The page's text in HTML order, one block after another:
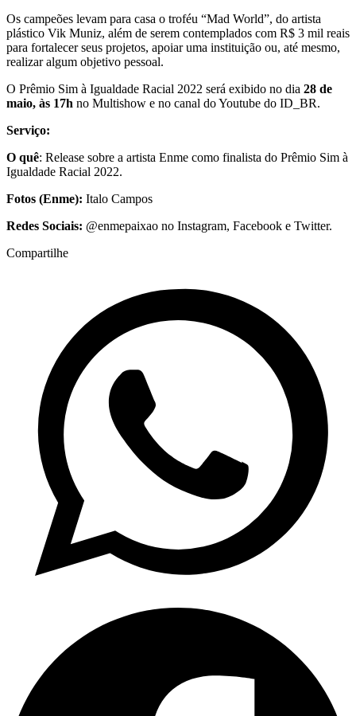
Os campeões levam para casa o troféu “Mad World”, do artista
plástico Vik Muniz, além de serem contemplados com R$ 3 mil reais
para fortalecer seus projetos, apoiar uma instituição ou, até mesmo,
realizar algum objetivo pessoal.
O Prêmio Sim à Igualdade Racial 2022 será exibido no dia 28 de
maio, às 17h no Multishow e no canal do Youtube do ID_BR.
Serviço:
O quê: Release sobre a artista Enme como finalista do Prêmio Sim à
Igualdade Racial 2022.
Fotos (Enme): Italo Campos
Redes Sociais: @enmepaixao no Instagram, Facebook e Twitter.
Compartilhe